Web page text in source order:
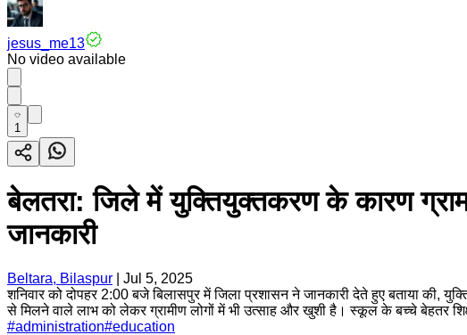
jesus_me13
No video available
1
बेलतरा: जिले में युक्तियुक्तकरण के कारण
जानकारी
Beltara, Bilaspur
Jul 5, 2025
शनिवार को दोपहर 2:00 बजे बिलासपुर में जिला प्रशासन ने जानकारी देते हुए बताया
से मिलने वाले लाभ को लेकर ग्रामीण लोगों में भी उत्साह और खुशी है। स्कूल के बच्चे बेहतर
#administration#education